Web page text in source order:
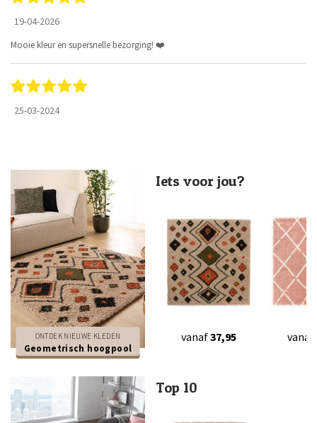
19-04-2026
Mooie kleur en supersnelle bezorging! ❤️
25-03-2024
ONTDEK NIEUWE KLEDEN
Geometrisch hoogpool
Iets voor jou?
vanaf37,95 vanaf
Top 10